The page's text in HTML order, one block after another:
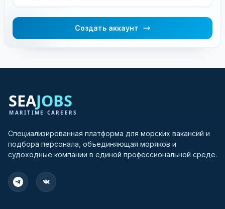
Создать аккаунт
Специализированная платформа для морских вакансий и
подбора персонала, объединяющая моряков и
судоходные компании в единой профессиональной среде.